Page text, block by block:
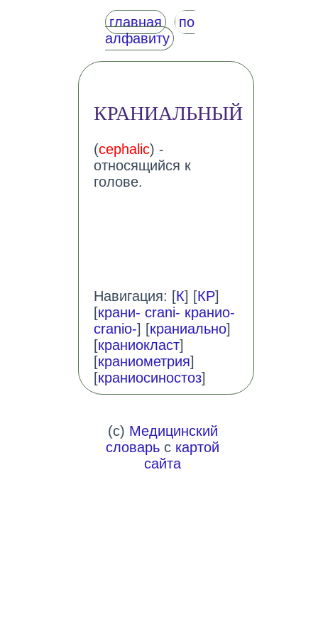
главная
по
алфавиту
КРАНИАЛЬНЫЙ
(cephalic) -
относящийся к
голове.
Навигация: [К] [КР]
[крани- crani- кранио-
cranio-] [краниально]
[краниокласт]
[краниометрия]
[краниосиностоз]
(c) Медицинский
словарь с картой
сайта